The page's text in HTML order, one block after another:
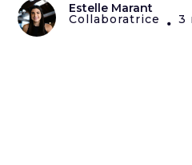
Estelle Marant
Collaboratrice • 3